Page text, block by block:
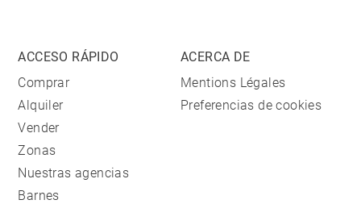
ACCESO RÁPIDO
Comprar
Alquiler
Vender
Zonas
Nuestras agencias
Barnes
ACERCA DE
Mentions Légales
Preferencias de cookies